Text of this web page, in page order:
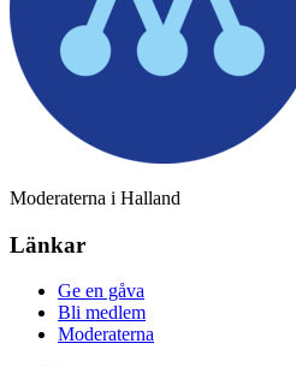
Moderaterna i Halland
Länkar
Ge en gåva
Bli medlem
Moderaterna